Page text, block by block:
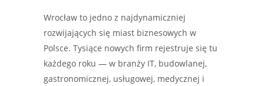
Wrocław to jedno z najdynamiczniej
rozwijających się miast biznesowych w
Polsce. Tysiące nowych firm rejestruje się tu
każdego roku — w branży IT, budowlanej,
gastronomicznej, usługowej, medycznej i